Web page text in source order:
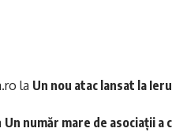
la Un nou atac lansat la
Un număr mare de asociații